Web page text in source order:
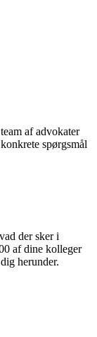
af advokater
spørgsmål
der sker i
af dine kolleger
herunder.